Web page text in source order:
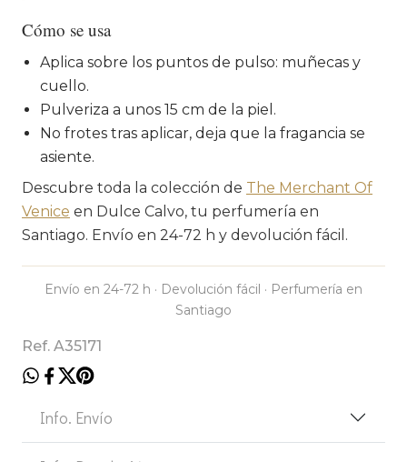
Cómo se usa
Aplica sobre los puntos de pulso: muñecas y
cuello.
Pulveriza a unos 15 cm de la piel.
No frotes tras aplicar, deja que la fragancia se
asiente.
Descubre toda la colección de The Merchant Of
Venice en Dulce Calvo, tu perfumería en
Santiago. Envío en 24-72 h y devolución fácil.
Envío en 24-72 h · Devolución fácil · Perfumería en
Santiago
Ref. A35171
Info. Envío